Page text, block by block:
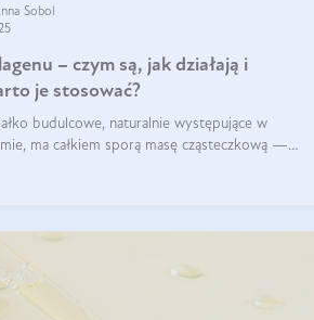
Sobol
– czym są, jak działają i
je stosować?
budulcowe, naturalnie występujące w
ma całkiem sporą masę cząsteczkową —
strawialny. Aby był lepiej przyswajalny i